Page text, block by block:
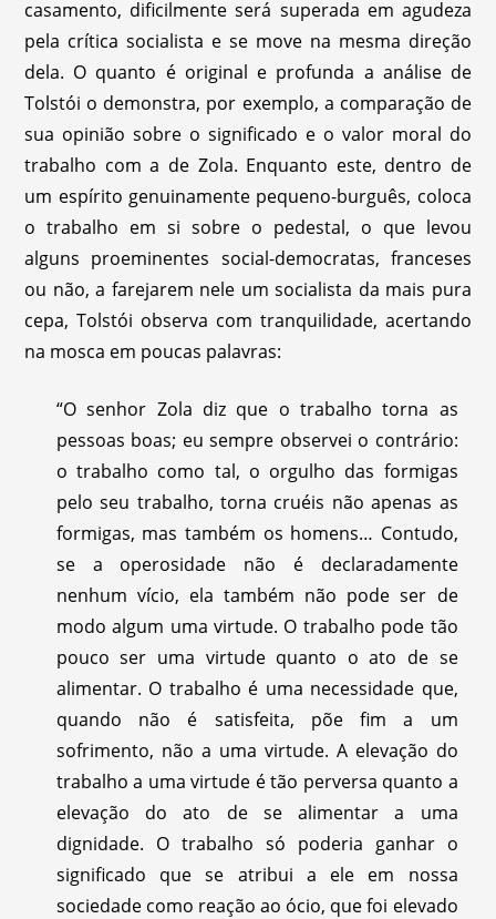
casamento, dificilmente será superada em agudeza
pela crítica socialista e se move na mesma direção
dela. O quanto é original e profunda a análise de
Tolstói o demonstra, por exemplo, a comparação de
sua opinião sobre o significado e o valor moral do
trabalho com a de Zola. Enquanto este, dentro de
um espírito genuinamente pequeno-burguês, coloca
o trabalho em si sobre o pedestal, o que levou
alguns proeminentes social-democratas, franceses
ou não, a farejarem nele um socialista da mais pura
cepa, Tolstói observa com tranquilidade, acertando
na mosca em poucas palavras:
“O senhor Zola diz que o trabalho torna as
pessoas boas; eu sempre observei o contrário:
o trabalho como tal, o orgulho das formigas
pelo seu trabalho, torna cruéis não apenas as
formigas, mas também os homens… Contudo,
se a operosidade não é declaradamente
nenhum vício, ela também não pode ser de
modo algum uma virtude. O trabalho pode tão
pouco ser uma virtude quanto o ato de se
alimentar. O trabalho é uma necessidade que,
quando não é satisfeita, põe fim a um
sofrimento, não a uma virtude. A elevação do
trabalho a uma virtude é tão perversa quanto a
elevação do ato de se alimentar a uma
dignidade. O trabalho só poderia ganhar o
significado que se atribui a ele em nossa
sociedade como reação ao ócio, que foi elevado